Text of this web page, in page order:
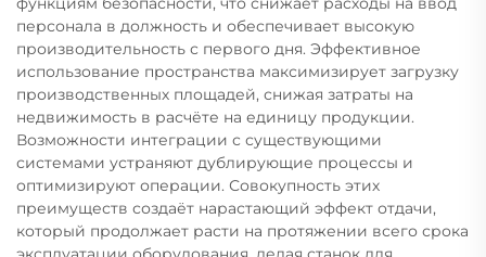
персонала в должность и обеспечивает высокую
производительность с первого дня. Эффективное
использование пространства максимизирует загрузку
производственных площадей, снижая затраты на
недвижимость в расчёте на единицу продукции.
Возможности интеграции с существующими
системами устраняют дублирующие процессы и
оптимизируют операции. Совокупность этих
преимуществ создаёт нарастающий эффект отдачи,
который продолжает расти на протяжении всего срока